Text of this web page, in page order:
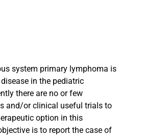
system primary lymphoma is
in the pediatric
there are no or few
and/or clinical useful trials to
option in this
is to report the case of